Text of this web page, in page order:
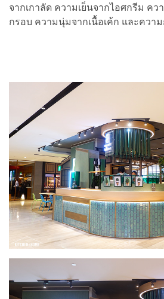
จากเกาลัด ความเย็นจากไอศกรีม ค
กรอบ ความนุ่มจากเนื้อเค้ก และควา